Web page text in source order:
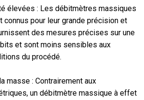
élevées : Les débitmètres massiques
pour leur grande précision et
des mesures précises sur une
et sont moins sensibles aux
du procédé.
masse : Contrairement aux
un débitmètre massique à effet